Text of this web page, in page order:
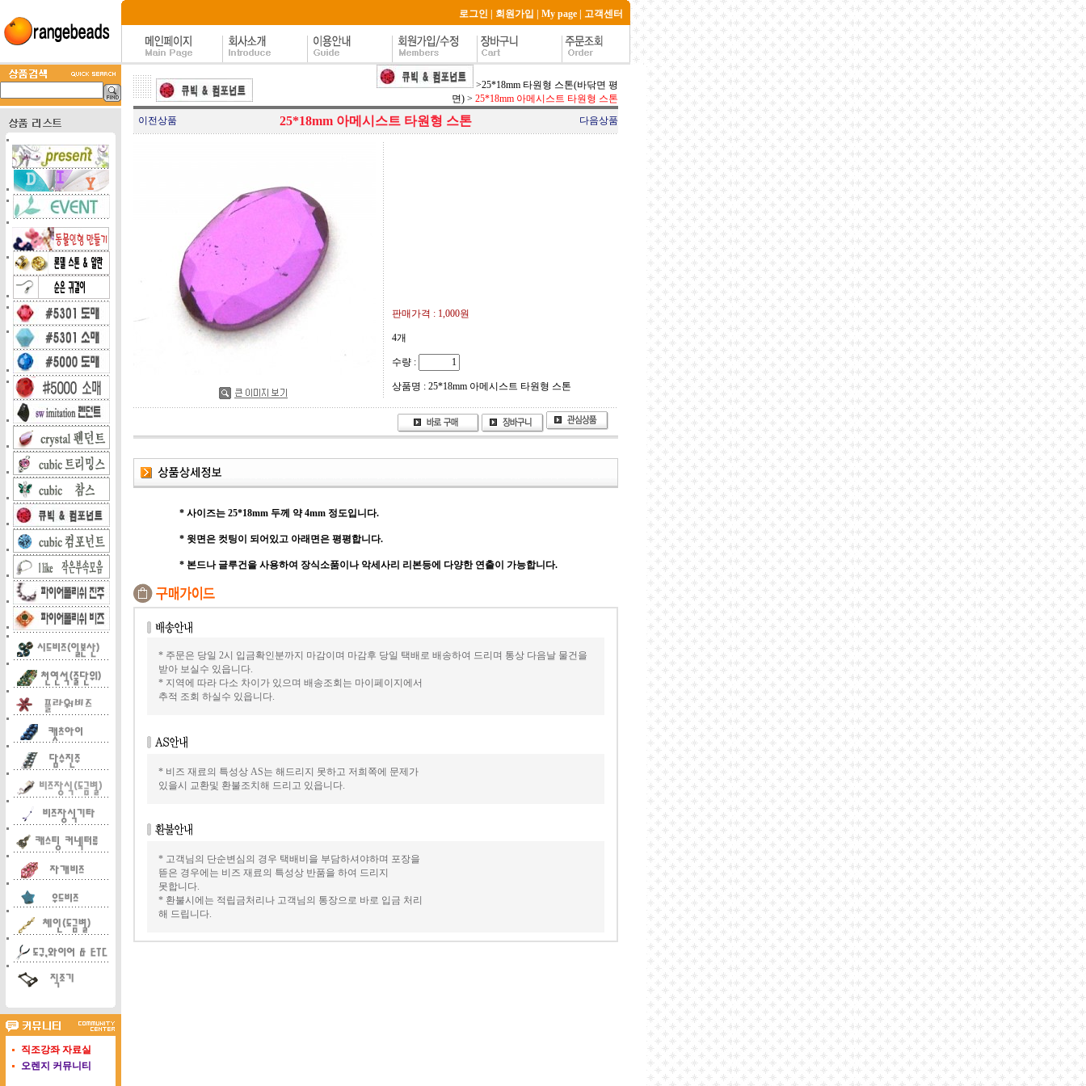
로그인 회원가입 My page 고객센터
직조강좌 자료실
오렌지 커뮤니티
>25*18mm 타원형 스톤(바닦면 평
면) > 25*18mm 아메시스트 타원형 스톤
이전상품
25*18mm 아메시스트 타원형 스톤 다음상품
판매가격 : 1,000원
4개
수량 :
상품명 : 25*18mm 아메시스트 타원형 스톤
* 사이즈는 25*18mm 두께 약 4mm 정도입니다.
* 윗면은 컷팅이 되어있고 아래면은 평평합니다.
* 본드나 글루건을 사용하여 장식소품이나 악세사리 리본등에 다양한 연출이 가능합니다.
* 주문은 당일 2시 입금확인분까지 마감이며 마감후 당일 택배로 배송하여 드리며 통상 다음날 물건을
받아 보실수 있읍니다.
* 지역에 따라 다소 차이가 있으며 배송조회는 마이페이지에서
추적 조회 하실수 있읍니다.
* 비즈 재료의 특성상 AS는 해드리지 못하고 저희쪽에 문제가
있을시 교환및 환불조치해 드리고 있읍니다.
* 고객님의 단순변심의 경우 택배비을 부담하셔야하며 포장을
뜯은 경우에는 비즈 재료의 특성상 반품을 하여 드리지
못합니다.
* 환불시에는 적립금처리나 고객님의 통장으로 바로 입금 처리
해 드립니다.